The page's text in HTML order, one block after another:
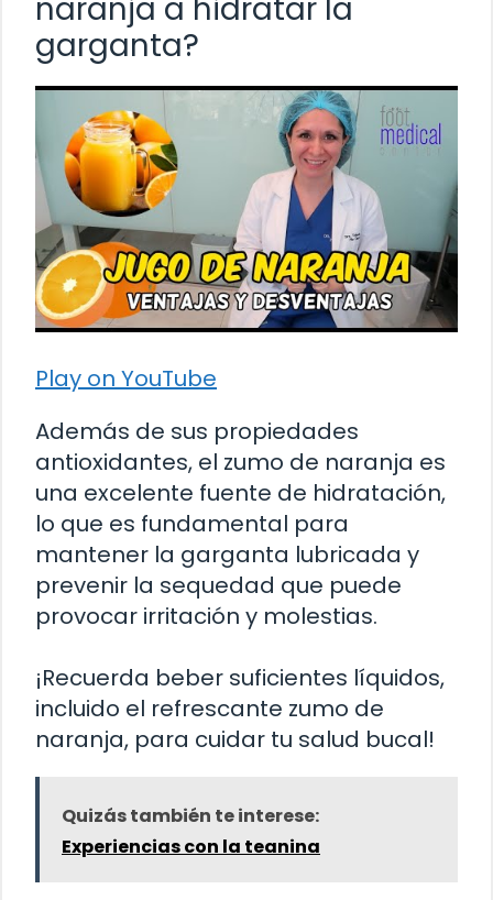
naranja a hidratar la
garganta?
Play on YouTube
Además de sus propiedades
antioxidantes, el zumo de naranja es
una excelente fuente de hidratación,
lo que es fundamental para
mantener la garganta lubricada y
prevenir la sequedad que puede
provocar irritación y molestias.
¡Recuerda beber suficientes líquidos,
incluido el refrescante zumo de
naranja, para cuidar tu salud bucal!
Quizás también te interese:
Experiencias con la teanina